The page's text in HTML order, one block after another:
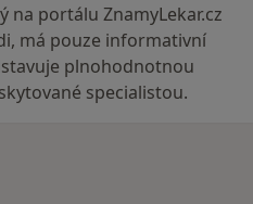
na portálu ZnamyLekar.cz
má pouze informativní
plnohodnotnou
specialistou.